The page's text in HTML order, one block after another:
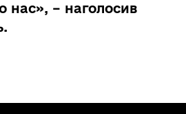
нас», – наголосив